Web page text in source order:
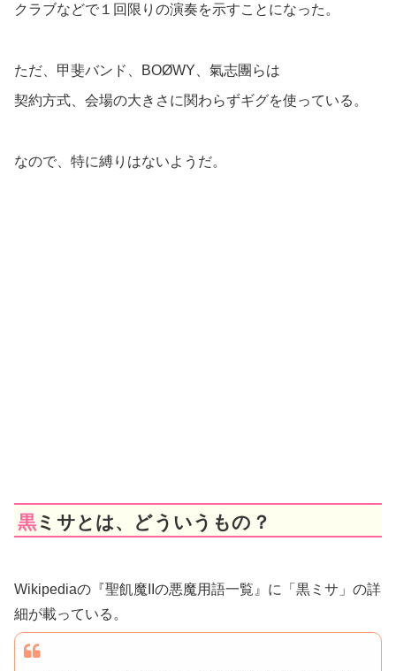
クラブなどで１回限りの演奏を示すことになった。
ただ、甲斐バンド、BOØWY、氣志團らは
契約方式、会場の大きさに関わらずギグを使っている。
なので、特に縛りはないようだ。
黒ミサとは、どういうもの？
Wikipediaの『聖飢魔IIの悪魔用語一覧』に「黒ミサ」の詳
細が載っている。